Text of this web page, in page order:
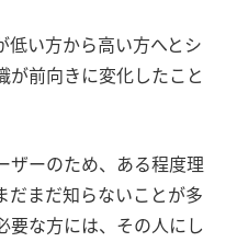
低い方から高い方へとシ
が前向きに変化したこと
ザーのため、ある程度理
だまだ知らないことが多
要な方には、その人にし